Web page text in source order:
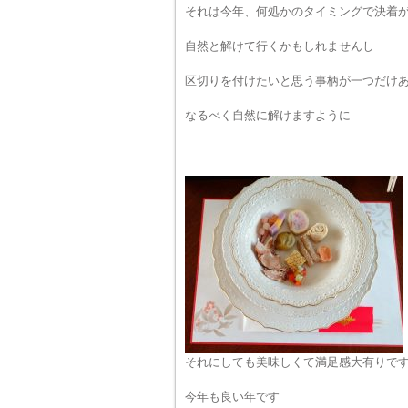
それは今年、何処かのタイミングで決着
自然と解けて行くかもしれませんし
区切りを付けたいと思う事柄が一つだけ
なるべく自然に解けますように
それにしても美味しくて満足感大有りです
今年も良い年です